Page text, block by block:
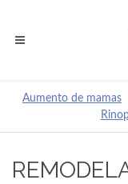
Aumento de mamas